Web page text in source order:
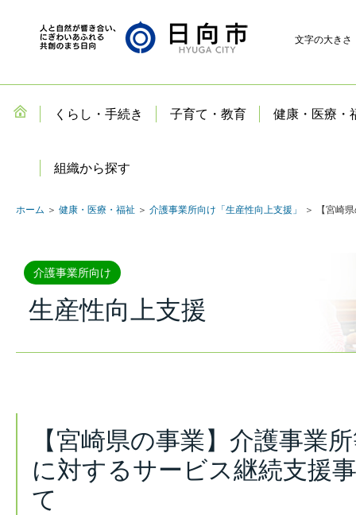
文字の大きさ
くらし・手続き 子育て・教育 健康・医療・
組織から探す
ホーム ＞ 健康・医療・福祉 ＞ 介護事業所向け「生産性向上支援」 ＞ 【宮崎
介護事業所向け
生産性向上支援
【宮崎県の事業】介護事業
に対するサービス継続支援
て